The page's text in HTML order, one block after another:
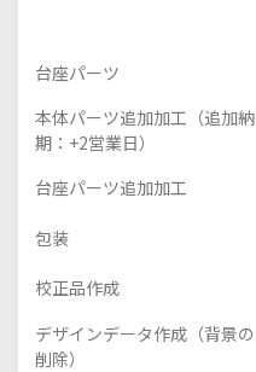
台座パーツ
本体パーツ追加加工（追加納
期：+2営業日）
台座パーツ追加加工
包装
校正品作成
デザインデータ作成（背景の
削除）